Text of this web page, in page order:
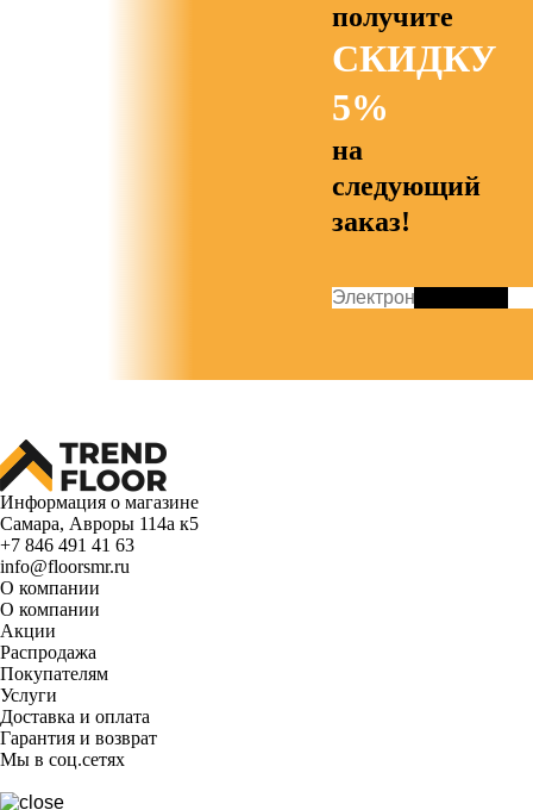
получите
СКИДКУ
5%
на
следующий
заказ!
Информация о магазине
Самара, Авроры 114а к5
+7 846 491 41 63
info@floorsmr.ru
О компании
О компании
Акции
Распродажа
Покупателям
Услуги
Доставка и оплата
Гарантия и возврат
Мы в соц.сетях